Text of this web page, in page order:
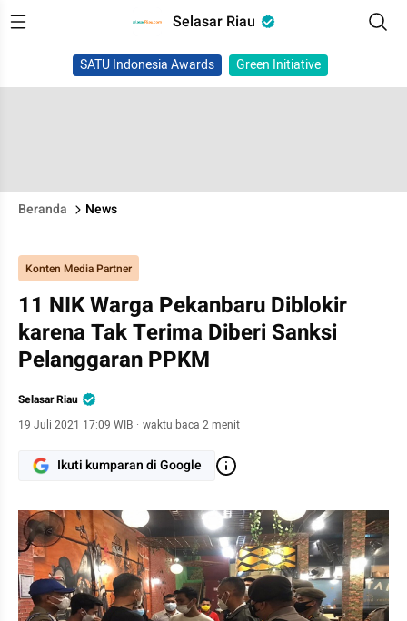
Selasar Riau
SATU Indonesia Awards Green Initiative
Beranda News
Konten Media Partner
11 NIK Warga Pekanbaru Diblokir
karena Tak Terima Diberi Sanksi
Pelanggaran PPKM
Selasar Riau
19 Juli 2021 17:09 WIB · waktu baca 2 menit
Ikuti kumparan di Google